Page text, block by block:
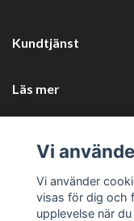
Kundtjänst
Läs mer
Företagsuppgifter
Vi
Vi använder
visas för dig och
upplevelse när